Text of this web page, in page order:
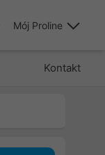
Mój Proline
Kontakt